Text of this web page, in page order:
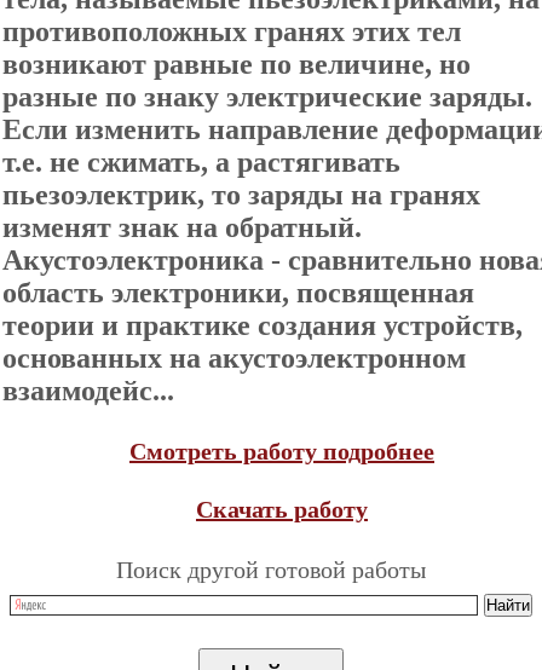
противоположных гранях этих тел
возникают равные по величине, но
разные по знаку электрические заряды.
Если изменить направление
т.е. не сжимать, а растягивать
пьезоэлектрик, то заряды на гранях
изменят знак на обратный.
Акустоэлектроника - сравнительно
область электроники, посвященная
теории и практике создания устройств,
основанных на акустоэлектронном
взаимодейс...
Смотреть работу подробнее
Скачать работу
Поиск другой готовой работы